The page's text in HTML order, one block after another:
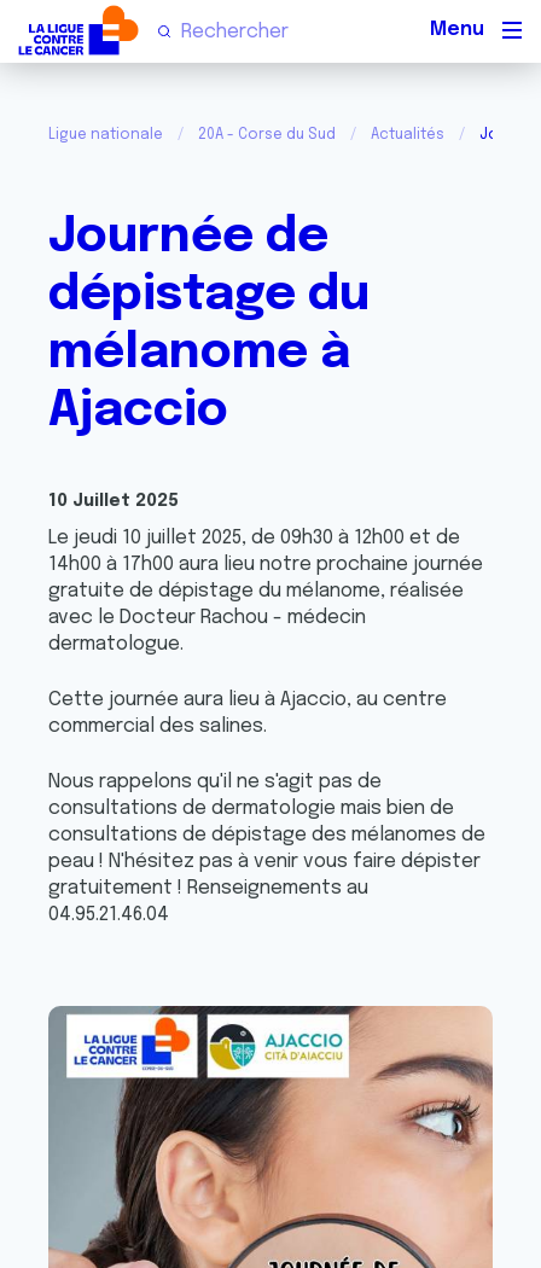
Ligue nationale 20A - Corse du Sud Actualités
Journée de
dépistage du
mélanome à
Ajaccio
10 Juillet 2025
Le jeudi 10 juillet 2025, de 09h30 à 12h00 et de
14h00 à 17h00 aura lieu notre prochaine journée
gratuite de dépistage du mélanome, réalisée
avec le Docteur Rachou - médecin
dermatologue.
Cette journée aura lieu à Ajaccio, au centre
commercial des salines.
Nous rappelons qu'il ne s'agit pas de
consultations de dermatologie mais bien de
consultations de dépistage des mélanomes de
peau ! N'hésitez pas à venir vous faire dépister
gratuitement ! Renseignements au
04.95.21.46.04